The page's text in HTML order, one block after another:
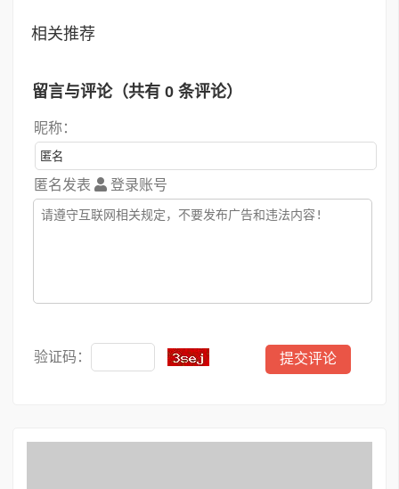
相关推荐
留言与评论（共有 0 条评论）
昵称：
匿名发表 登录账号
验证码：